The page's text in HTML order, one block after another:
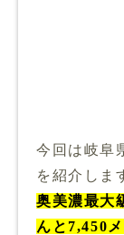
今回は岐阜
を紹介しま
奥美濃最大
んと7,450